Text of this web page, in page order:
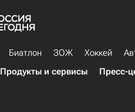
Биатлон ЗОЖ Хоккей
Продукты и сервисы Пресс-